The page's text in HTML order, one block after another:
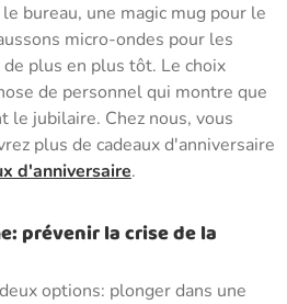
bureau, une magic mug pour le
micro-ondes pour les
plus en plus tôt. Le choix
de personnel qui montre que
le jubilaire. Chez nous, vous
plus de cadeaux d'anniversaire
d'anniversaire.
prévenir la crise de la
options: plonger dans une